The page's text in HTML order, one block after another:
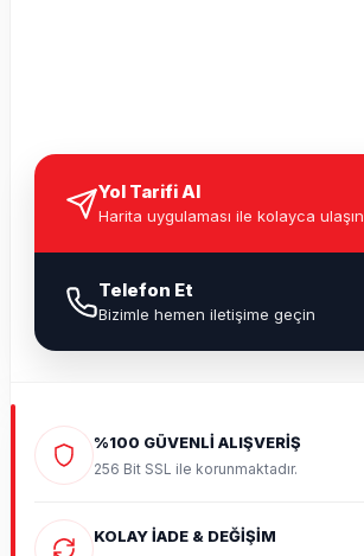
Yol Tarifi Al
Harita uygulaması ile kolayca ulaşın
Telefon Et
Bizimle hemen iletişime geçin
%100 GÜVENLİ ALIŞVERİŞ
256 Bit SSL ile korunmaktadır.
KOLAY İADE & DEĞİŞİM